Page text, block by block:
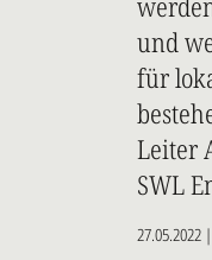
und
für
Leiter
SWL
27.05.2022 |